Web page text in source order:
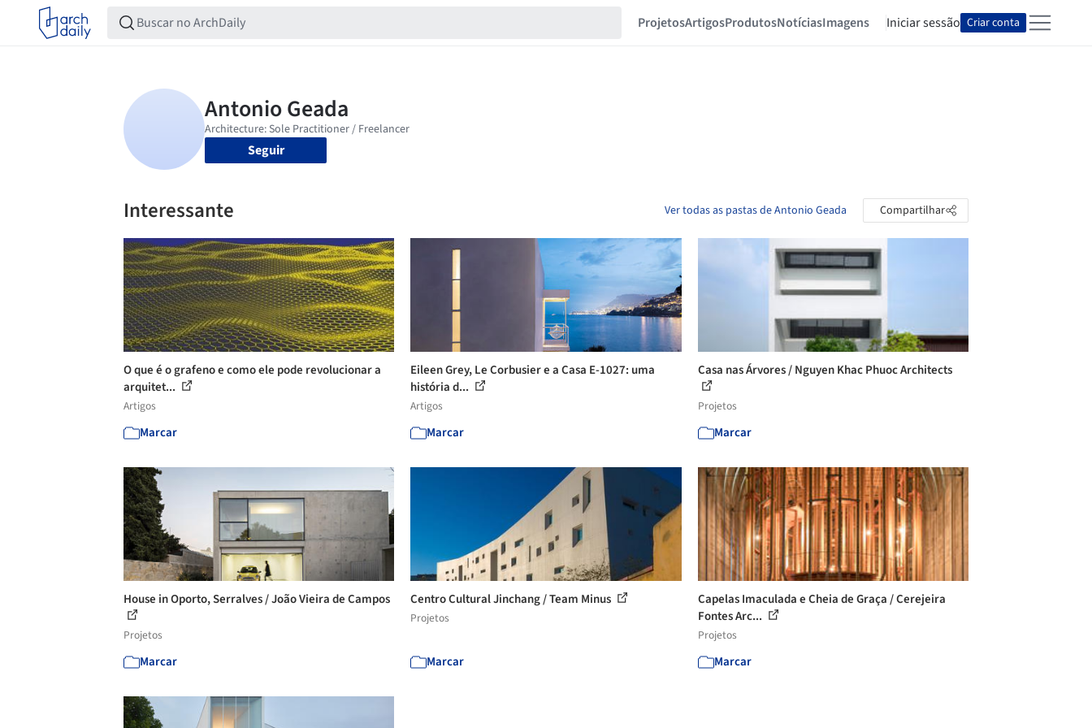
ProjetosArtigosProdutosNotíciasImagens Iniciar sessão Criar conta
Seguir
Interessante Ver todas as pastas de Antonio Geada Compartilhar
O que é o grafeno e como ele pode revolucionar a
arquitet...
Artigos
Marcar
Eileen Grey, Le Corbusier e a Casa E-1027: uma
história d...
Artigos
Marcar
Casa nas Árvores / Nguyen Khac Phuoc Architects
Projetos
Marcar
House in Oporto, Serralves / João Vieira de Campos
Projetos
Marcar
Centro Cultural Jinchang / Team Minus
Projetos
Marcar
Capelas Imaculada e Cheia de Graça / Cerejeira
Fontes Arc...
Projetos
Marcar